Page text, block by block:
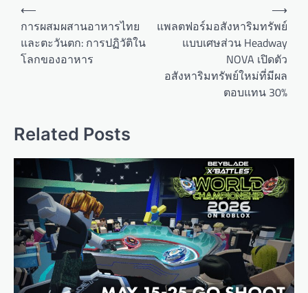
v
i
g
t
i
o
n
⟵
การผสมผสานอาหารไทย
และตะวันตก: การปฏิวัติใน
โลกของอาหาร
แพลตฟอร์มอสังหาริมทรัพย์
แบบเศษส่วน Headway
NOVA เปิดตัว
อสังหาริมทรัพย์ใหม่ที่มีผล
ตอบแทน 30%
⟶
Related Posts